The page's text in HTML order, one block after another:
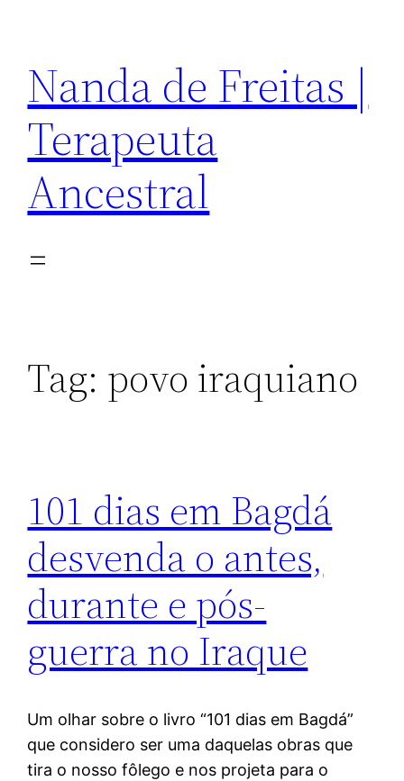
conteúdo
Nanda de Freitas |
Terapeuta
Ancestral
Tag: povo iraquiano
101 dias em Bagdá
desvenda o antes,
durante e pós-
guerra no Iraque
Um olhar sobre o livro “101 dias em Bagdá”
que considero ser uma daquelas obras que
tira o nosso fôlego e nos projeta para o